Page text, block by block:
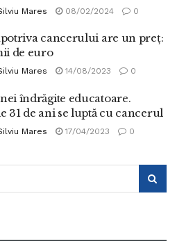
Mares 08/02/2024 0
cancerului are un preț:
de euro
Mares 14/08/2023 0
îndrăgite educatoare.
31 de ani se luptă cu cancerul
Mares 17/04/2023 0